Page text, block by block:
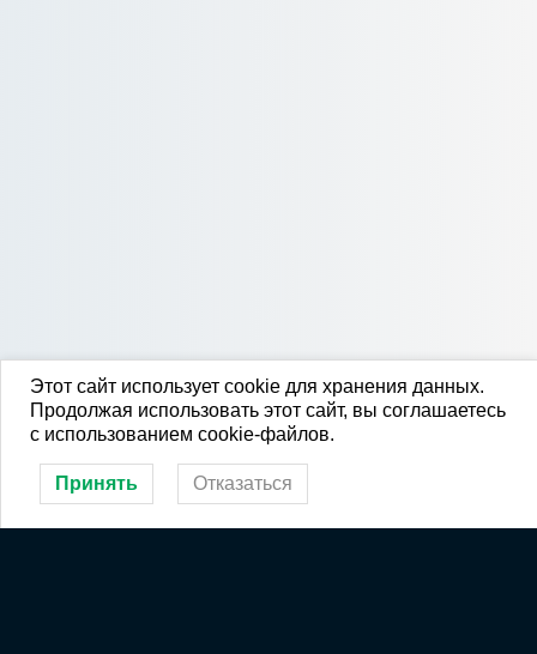
Этот сайт использует cookie для хранения данных.
Продолжая использовать этот сайт, вы соглашаетесь
с использованием cookie-файлов.
Принять Отказаться